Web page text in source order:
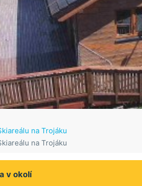
na Trojáku
na Trojáku
v okolí